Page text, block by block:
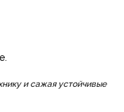
и сажая устойчивые